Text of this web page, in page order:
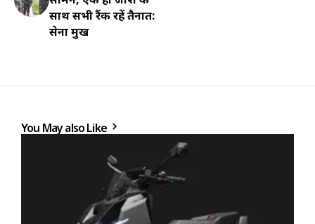
साथ सभी रैंक रहें तैनात:
सेना प्रमुख
You May also Like